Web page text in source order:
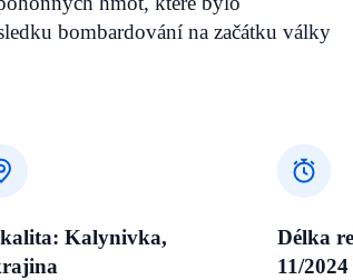
bombardování na začátku války
Kalynivka,
Délka
11/2024